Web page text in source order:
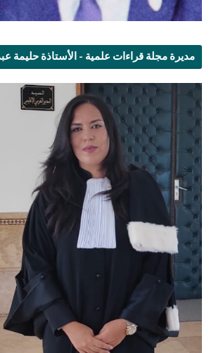
مديرة مجلة قراءات علمية - الأستاذة حليمة